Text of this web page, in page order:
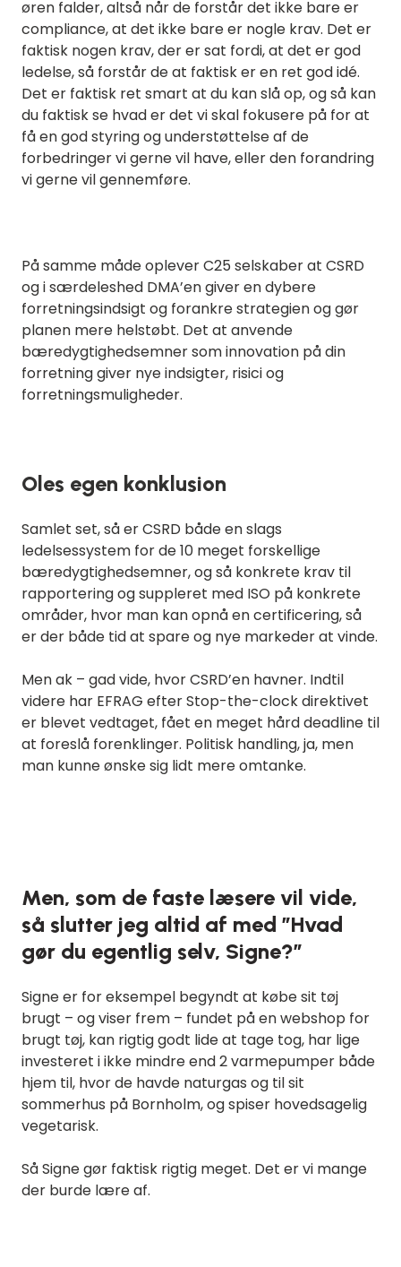
øren falder, altså når de forstår det ikke bare er
compliance, at det ikke bare er nogle krav. Det er
faktisk nogen krav, der er sat fordi, at det er god
ledelse, så forstår de at faktisk er en ret god idé.
Det er faktisk ret smart at du kan slå op, og så kan
du faktisk se hvad er det vi skal fokusere på for at
få en god styring og understøttelse af de
forbedringer vi gerne vil have, eller den forandring
vi gerne vil gennemføre.
På samme måde oplever C25 selskaber at CSRD
og i særdeleshed DMA’en giver en dybere
forretningsindsigt og forankre strategien og gør
planen mere helstøbt. Det at anvende
bæredygtighedsemner som innovation på din
forretning giver nye indsigter, risici og
forretningsmuligheder.
Oles egen konklusion
Samlet set, så er CSRD både en slags
ledelsessystem for de 10 meget forskellige
bæredygtighedsemner, og så konkrete krav til
rapportering og suppleret med ISO på konkrete
områder, hvor man kan opnå en certificering, så
er der både tid at spare og nye markeder at vinde.
Men ak – gad vide, hvor CSRD’en havner. Indtil
videre har EFRAG efter Stop-the-clock direktivet
er blevet vedtaget, fået en meget hård deadline til
at foreslå forenklinger. Politisk handling, ja, men
man kunne ønske sig lidt mere omtanke.
Men, som de faste læsere vil vide,
så slutter jeg altid af med ”Hvad
gør du egentlig selv, Signe?”
Signe er for eksempel begyndt at købe sit tøj
brugt – og viser frem – fundet på en webshop for
brugt tøj, kan rigtig godt lide at tage tog, har lige
investeret i ikke mindre end 2 varmepumper både
hjem til, hvor de havde naturgas og til sit
sommerhus på Bornholm, og spiser hovedsagelig
vegetarisk.
Så Signe gør faktisk rigtig meget. Det er vi mange
der burde lære af.